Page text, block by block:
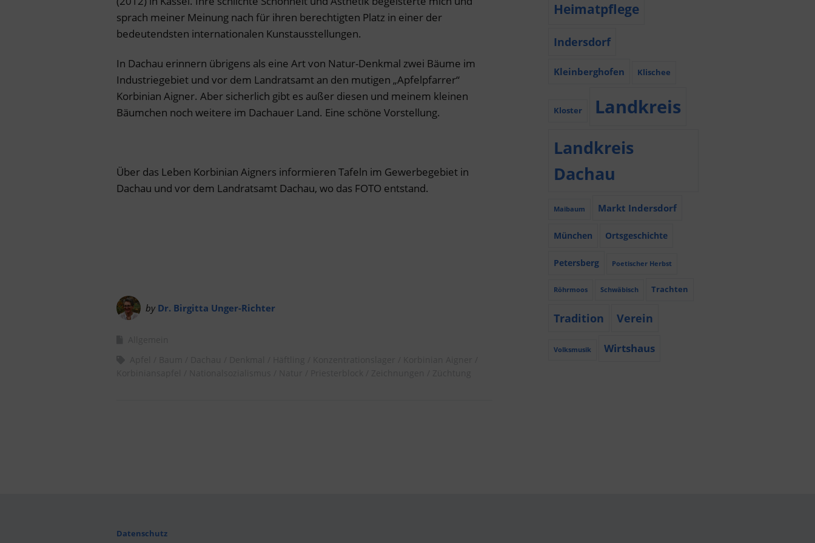
sprach meiner Meinung nach für ihren berechtigten Platz in einer der
bedeutendsten internationalen Kunstausstellungen.
In Dachau erinnern übrigens als eine Art von Natur-Denkmal zwei Bäume im
Industriegebiet und vor dem Landratsamt an den mutigen „Apfelpfarrer“
Korbinian Aigner. Aber sicherlich gibt es außer diesen und meinem kleinen
Bäumchen noch weitere im Dachauer Land. Eine schöne Vorstellung.
Über das Leben Korbinian Aigners informieren Tafeln im Gewerbegebiet in
Dachau und vor dem Landratsamt Dachau, wo das FOTO entstand.
by Dr. Birgitta Unger-Richter
Heimatpflege
Indersdorf
Kleinberghofen Klischee
Kloster Landkreis
Landkreis
Dachau
Maibaum Markt Indersdorf
München Ortsgeschichte
Petersberg Poetischer Herbst
Röhrmoos Schwäbisch Trachten
Tradition Verein
Volksmusik Wirtshaus
Datenschutz